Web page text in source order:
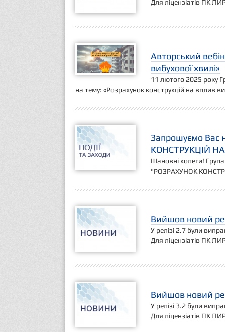
Для ліцензіатів ПК
Авторський
вибухової хвилі»
11 лютого 2025 року
на тему: «Розрахунок конструкцій на вплив
Запрошуємо Вас
КОНСТРУКЦІЙ
Шановні колеги!
"РОЗРАХУНОК
Вийшов новий
У релізі 2.7 були
Для ліцензіатів ПК
Вийшов новий
У релізі 3.2 були
Для ліцензіатів ПК